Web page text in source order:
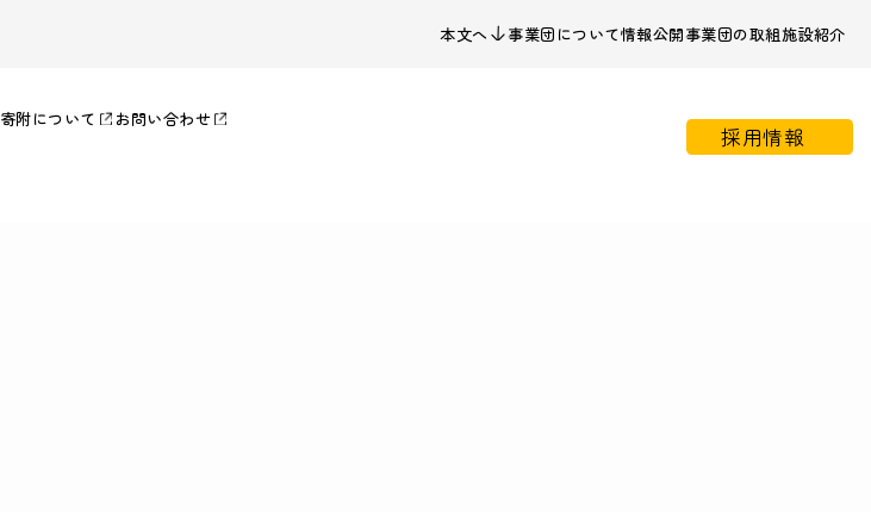
本文へ 事業団について情報公開事業団の取組施設紹介
寄附について お問い合わせ
採用情報